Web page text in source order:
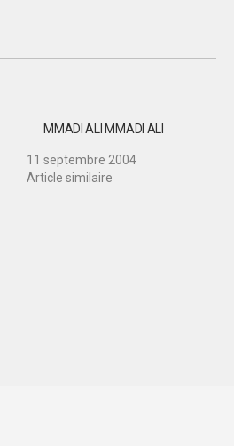
MMADI ALI MMADI ALI
11 septembre 2004
Article similaire